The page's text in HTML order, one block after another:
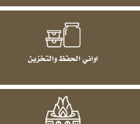
اواني الحفظ والتخزين